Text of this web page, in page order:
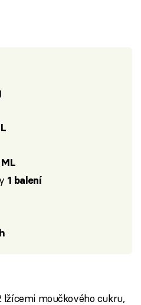
ML
1 balení
lžícemi moučkového cukru,